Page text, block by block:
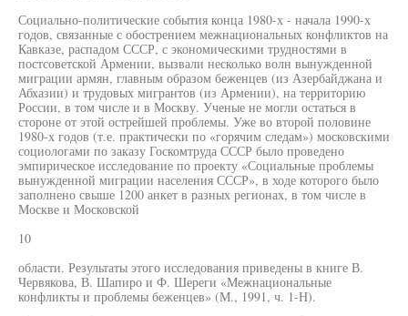
Социально-политические события конца 1980-х - начала 1990-х
годов, связанные с обострением межнациональных конфликтов на
Кавказе, распадом СССР, с экономическими трудностями в
постсоветской Армении, вызвали несколько волн вынужденной
миграции армян, главным образом беженцев (из Азербайджана и
Абхазии) и трудовых мигрантов (из Армении), на территорию
России, в том числе и в Москву. Ученые не могли остаться в
стороне от этой острейшей проблемы. Уже во второй половине
1980-х годов (т.е. практически по «горячим следам») московскими
социологами по заказу Госкомтруда СССР было проведено
эмпирическое исследование по проекту «Социальные проблемы
вынужденной миграции населения СССР», в ходе которого было
заполнено свыше 1200 анкет в разных регионах, в том числе в
Москве и Московской
10
области. Результаты этого исследования приведены в книге В.
Червякова, В. Шапиро и Ф. Шереги «Межнациональные
конфликты и проблемы беженцев» (М., 1991, ч. 1-Н).